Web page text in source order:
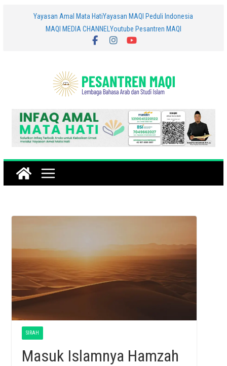
Yayasan Amal Mata HatiYayasan MAQI Peduli Indonesia
MAQI MEDIA CHANNEL Youtube Pesantren MAQI
SIRAH
Masuk Islamnya Hamzah